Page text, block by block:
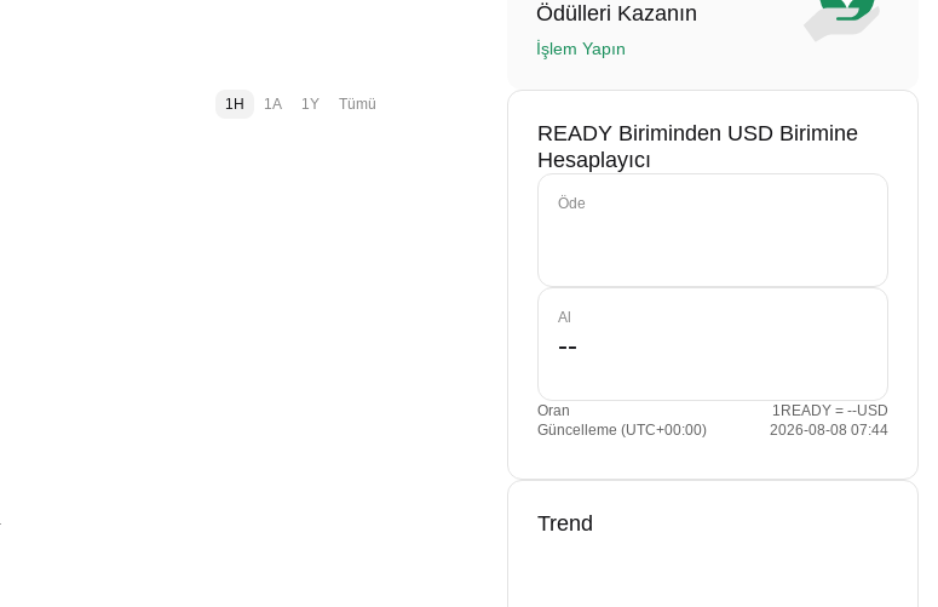
1H 1A 1Y Tümü
Ödülleri Kazanın
İşlem Yapın
READY Biriminden USD Birimine
Hesaplayıcı
Öde
Al
Oran
1READY = --USD
Güncelleme (UTC+00:00)
2026-08-08 07:44
Trend